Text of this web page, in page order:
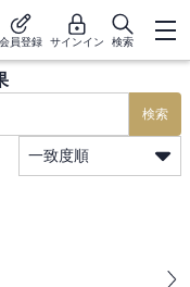
会員登録 サインイン 検索
検索
一致度順